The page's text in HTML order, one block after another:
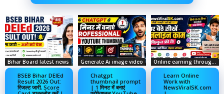
Bihar Board latest news
BSEB Bihar DElEd
Result 2026 Out:
रिजल्ट जारी, Score
Generate Ai image video
Chatgpt
thumbnail prompt
| 1 मिनट में बनाएं
Learn Online
Work with
NewsViralSK.com